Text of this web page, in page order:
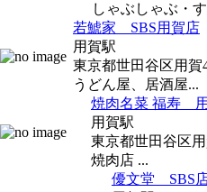
しゃぶしゃぶ・
若鯱家 SBS用賀店
用賀駅
東京都世田谷区用
うどん屋、居酒屋...
焼肉名菜 福寿
用賀駅
東京都世田谷区
焼肉店 ...
優文堂 SBS